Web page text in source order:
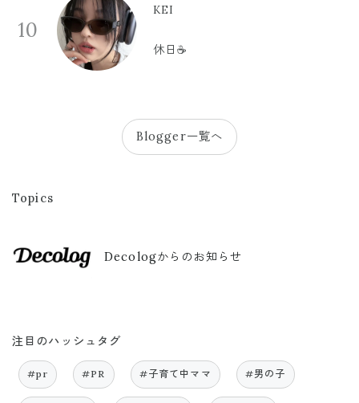
10
KEI
休日☕️
Blogger一覧へ
Topics
Decologからのお知らせ
注目のハッシュタグ
#pr #PR #子育て中ママ #男の子